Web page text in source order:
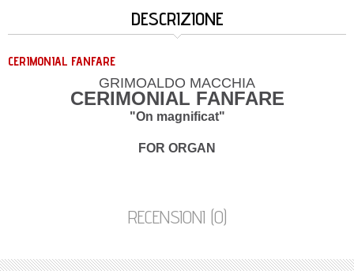
DESCRIZIONE
CERIMONIAL FANFARE
GRIMOALDO MACCHIA
CERIMONIAL FANFARE
"On magnificat"
FOR ORGAN
RECENSIONI (0)